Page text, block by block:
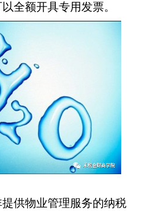
全额开具专用发票。
供物业管理服务的纳税